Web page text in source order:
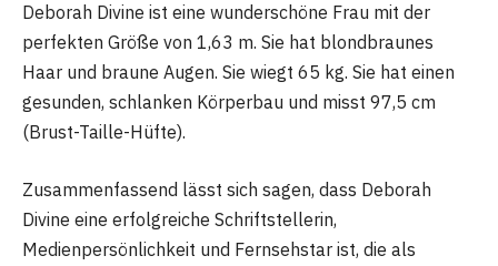
Deborah Divine ist eine wunderschöne Frau mit der
perfekten Größe von 1,63 m. Sie hat blondbraunes
Haar und braune Augen. Sie wiegt 65 kg. Sie hat einen
gesunden, schlanken Körperbau und misst 97,5 cm
(Brust-Taille-Hüfte).
Zusammenfassend lässt sich sagen, dass Deborah
Divine eine erfolgreiche Schriftstellerin,
Medienpersönlichkeit und Fernsehstar ist, die als